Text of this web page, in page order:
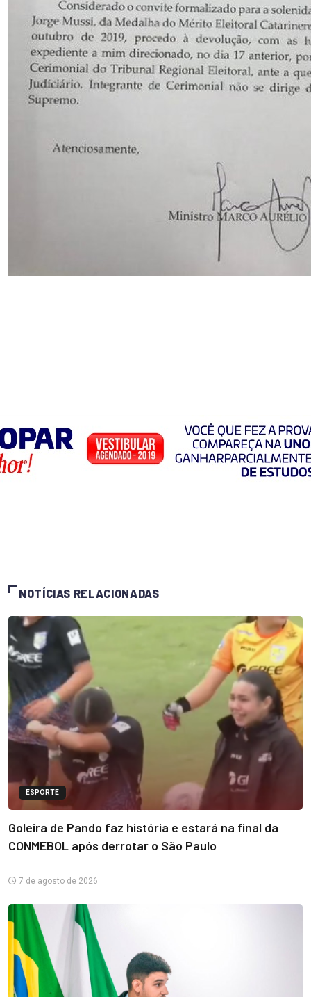
NOTÍCIAS RELACIONADAS
ESPORTE
Goleira de Pando faz história e estará na final da
CONMEBOL após derrotar o São Paulo
7 de agosto de 2026